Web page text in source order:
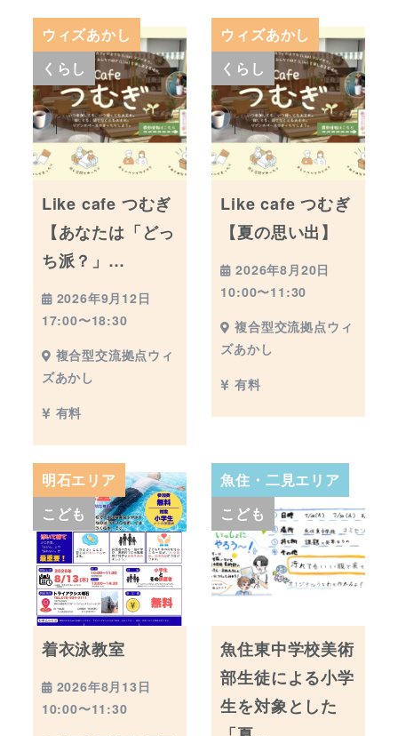
ウィズあかし
くらし
Like cafe つむぎ
【あなたは「どっ
ち派？」…
2026年9月12日
17:00〜18:30
複合型交流拠点ウィ
ズあかし
有料
ウィズあかし
くらし
Like cafe つむぎ
【夏の思い出】
2026年8月20日
10:00〜11:30
複合型交流拠点ウィ
ズあかし
有料
明石エリア
こども
着衣泳教室
2026年8月13日
10:00〜11:30
魚住・二見エリア
こども
魚住東中学校美術
部生徒による小学
生を対象とした